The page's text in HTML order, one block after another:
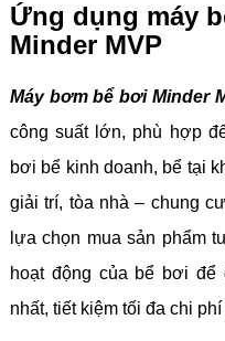
Ứng dụng máy
Minder MVP
Máy bơm bể bơi Minder
công suất lớn, phù hợp
bơi bể kinh doanh, bể tại
giải trí, tòa nhà – chung
lựa chọn mua sản phẩm
hoạt động của bể bơi để
nhất, tiết kiệm tối đa chi phí